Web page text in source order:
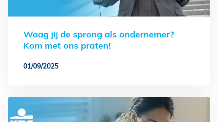
Waag jij de sprong als ondernemer?
Kom met ons praten!
01/09/2025